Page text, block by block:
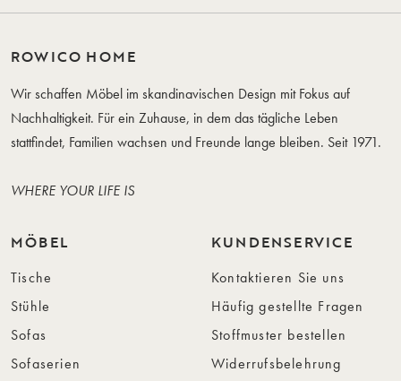
ROWICO HOME
Wir schaffen Möbel im skandinavischen Design mit Fokus auf
Nachhaltigkeit. Für ein Zuhause, in dem das tägliche Leben
stattfindet, Familien wachsen und Freunde lange bleiben. Seit 1971.
WHERE YOUR LIFE IS
MÖBEL
Tische
Stühle
Sofas
Sofaserien
KUNDENSERVICE
Kontaktieren Sie uns
Häufig gestellte Fragen
Stoffmuster bestellen
Widerrufsbelehrung